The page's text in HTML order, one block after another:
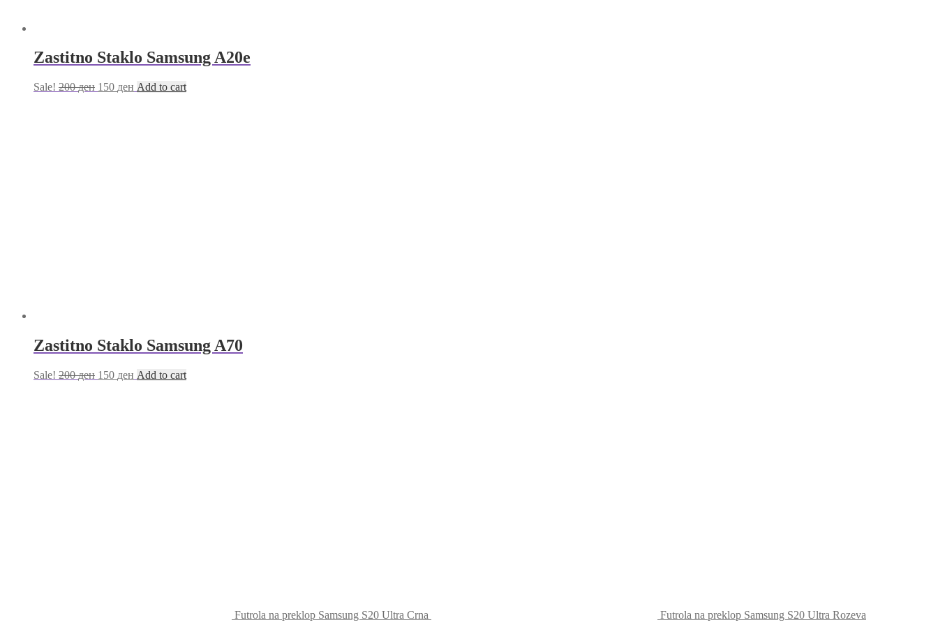
Zastitno Staklo Samsung A20e
Sale! 200ден 150 ден Add to cart
Zastitno Staklo Samsung A70
Sale! 200ден 150 ден Add to cart
Futrola na preklop Samsung S20 Ultra Crna Futrola na preklop Samsung S20 Ultra Rozeva